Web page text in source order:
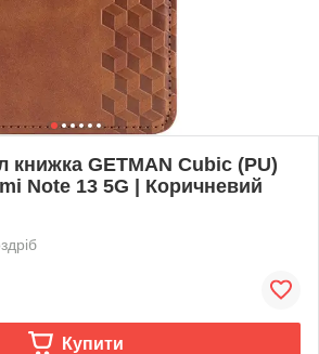
книжка GETMAN Cubic (PU)
Note 13 5G | Коричневий
Купити